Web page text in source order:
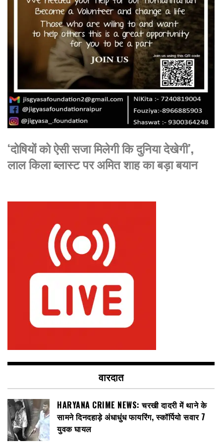
‘दोषियों को ऐसी सजा मिलेगी कि दुनिया देखेगी’,
लाल किला ब्लास्ट पर अमित शाह का बड़ा बयान
वारदात
HARYANA CRIME NEWS: चरखी दादरी में थाने के
सामने दिनदहाड़े अंधाधुंध फायरिंग, स्कॉर्पियो सवार 7
युवक घायल